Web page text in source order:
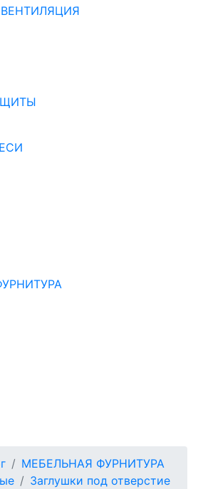
МЕБЕЛЬНАЯ ФУРНИТУРА
Заглушки под отверстие